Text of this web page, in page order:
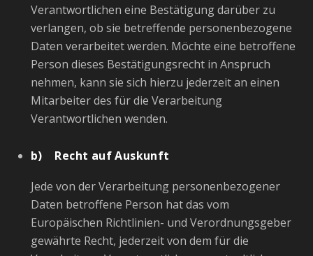
Verantwortlichen eine Bestätigung darüber zu
verlangen, ob sie betreffende personenbezogene
Daten verarbeitet werden. Möchte eine betroffene
Person dieses Bestätigungsrecht in Anspruch
nehmen, kann sie sich hierzu jederzeit an einen
Mitarbeiter des für die Verarbeitung
Verantwortlichen wenden.
b) Recht auf Auskunft
Jede von der Verarbeitung personenbezogener
Daten betroffene Person hat das vom
Europäischen Richtlinien- und Verordnungsgeber
gewährte Recht, jederzeit von dem für die